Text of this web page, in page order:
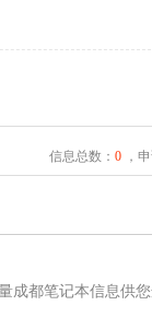
信息总数： 0 ，
都笔记本信息供